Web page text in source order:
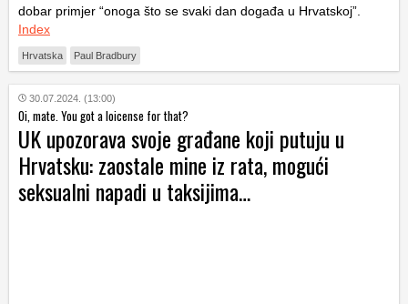
dobar primjer “onoga što se svaki dan događa u Hrvatskoj”.
Index
Hrvatska Paul Bradbury
30.07.2024. (13:00)
Oi, mate. You got a loicense for that?
UK upozorava svoje građane koji putuju u
Hrvatsku: zaostale mine iz rata, mogući
seksualni napadi u taksijima…